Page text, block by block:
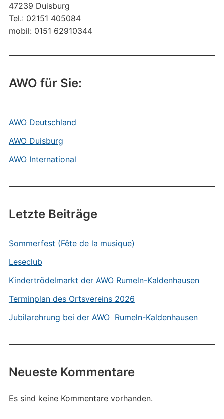
47239 Duisburg
Tel.: 02151 405084
mobil: 0151 62910344
AWO für Sie:
AWO Deutschland
AWO Duisburg
AWO International
Letzte Beiträge
Sommerfest (Fête de la musique)
Leseclub
Kindertrödelmarkt der AWO Rumeln-Kaldenhausen
Terminplan des Ortsvereins 2026
Jubilarehrung bei der AWO Rumeln-Kaldenhausen
Neueste Kommentare
Es sind keine Kommentare vorhanden.